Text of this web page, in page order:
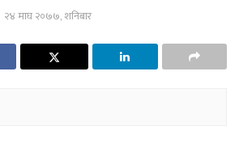
२४ माघ २०७७, शनिबार